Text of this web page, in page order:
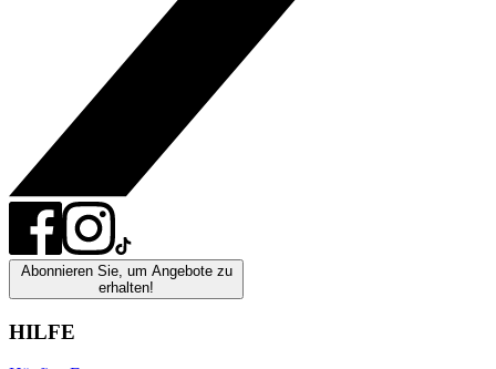
Abonnieren Sie, um Angebote zu
erhalten!
HILFE